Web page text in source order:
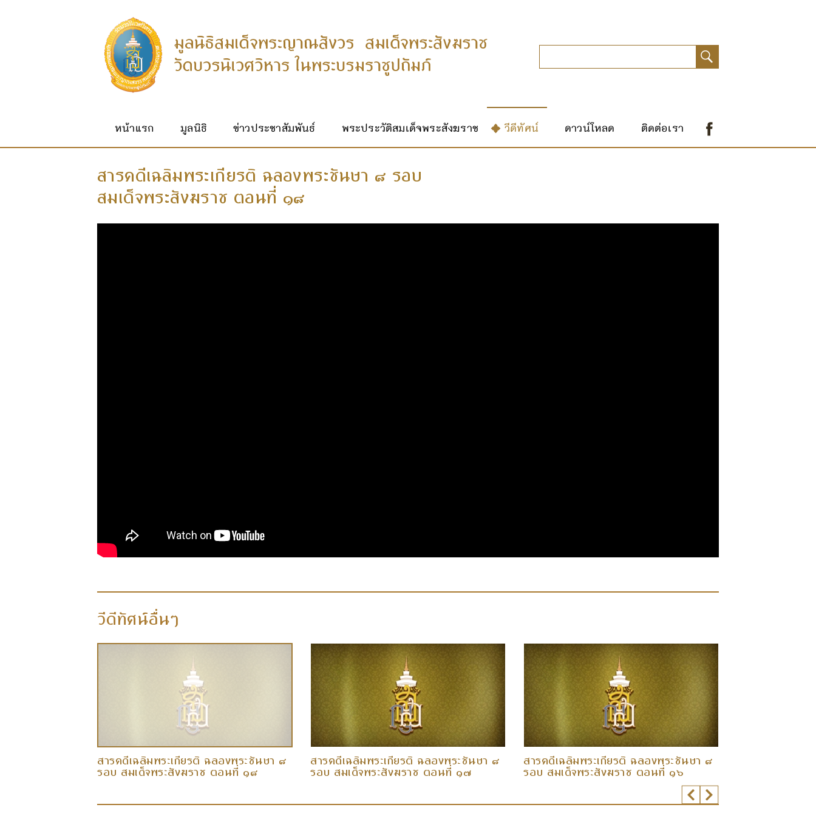
หน้าแรก มูลนิธิ ข่าวประชาสัมพันธ์ พระประวัติสมเด็จพระสังฆราช วีดีทัศน์ ดาวน์โหลด ติดต่อเรา
สารคดีเฉลิมพระเกียรติ ฉลองพระชันษา ๘ รอบ
สมเด็จพระสังฆราช ตอนที่ ๑๘
วีดีทัศน์อื่นๆ
สารคดีเฉลิมพระเกียรติ ฉลองพระชันษา ๘
รอบ สมเด็จพระสังฆราช ตอนที่ ๑๘
สารคดีเฉลิมพระเกียรติ ฉลองพระชันษา ๘
รอบ สมเด็จพระสังฆราช ตอนที่ ๑๗
สารคดีเฉลิมพระเกียรติ ฉลองพระชันษา ๘
รอบ สมเด็จพระสังฆราช ตอนที่ ๑๖